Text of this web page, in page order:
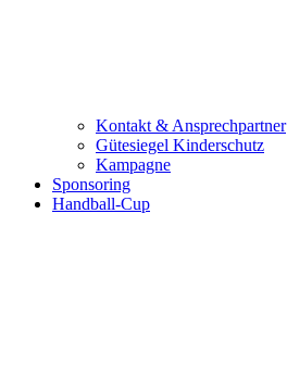
Kontakt & Ansprechpartner
Gütesiegel Kinderschutz
Kampagne
Sponsoring
Handball-Cup